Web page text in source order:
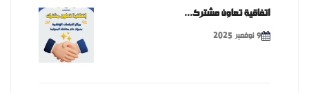
اتفاقية تعاون مشترك...
9 نوفمبر 2025